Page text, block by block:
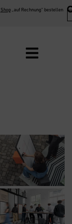
Shop„auf Rechnung“ bestellen